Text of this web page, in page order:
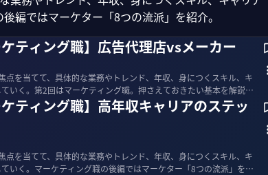
編ではマーケター「8つの流派」を紹介。
ケティング職】広告代理店vsメーカー
点を当てて、具体的な業務やトレンド、年収、身につくスキル、キ
いく。第2回はマーケティング職。押さえておきたい基本を解説。
ケティング職】高年収キャリアのステッ
点を当てて、具体的な業務やトレンド、年収、身につくスキル、キ
いく。マーケティング職の後編ではマーケター「8つの流派」を紹